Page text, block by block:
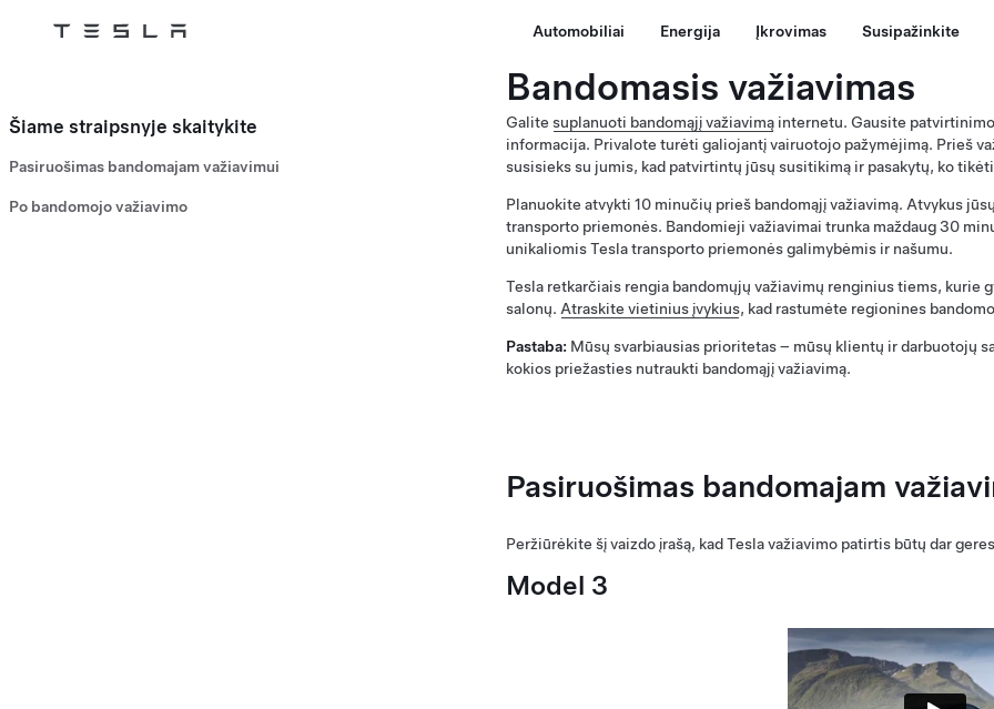
Tesla Automobiliai Energija Įkrovimas Susipažinkite
Bandomasis važiavimas
Galite suplanuoti bandomąjį važiavimą internetu. Gausite
informacija. Privalote turėti galiojantį vairuotojo pažymėjimą. Prieš
susisieks su jumis, kad patvirtintų jūsų susitikimą ir pasakytų, ko
Planuokite atvykti 10 minučių prieš bandomąjį važiavimą. Atvykus
transporto priemonės. Bandomieji važiavimai trunka maždaug 30
unikaliomis Tesla transporto priemonės galimybėmis ir našumu.
Tesla retkarčiais rengia bandomųjų važiavimų renginius tiems, kurie
salonų. Atraskite vietinius įvykius, kad rastumėte regionines
Pastaba: Mūsų svarbiausias prioritetas – mūsų klientų ir darbuotojų
kokios priežasties nutraukti bandomąjį važiavimą.
Pasiruošimas bandomajam
Peržiūrėkite šį vaizdo įrašą, kad Tesla važiavimo patirtis būtų dar
Model 3
Šiame straipsnyje skaitykite
Pasiruošimas bandomajam važiavimui
Po bandomojo važiavimo